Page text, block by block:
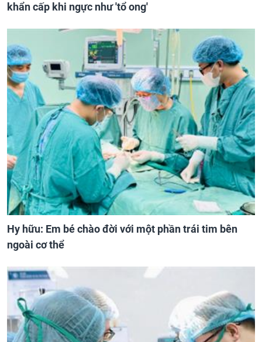
khẩn cấp khi ngực như 'tổ ong'
Hy hữu: Em bé chào đời với một phần trái tim bên
ngoài cơ thể